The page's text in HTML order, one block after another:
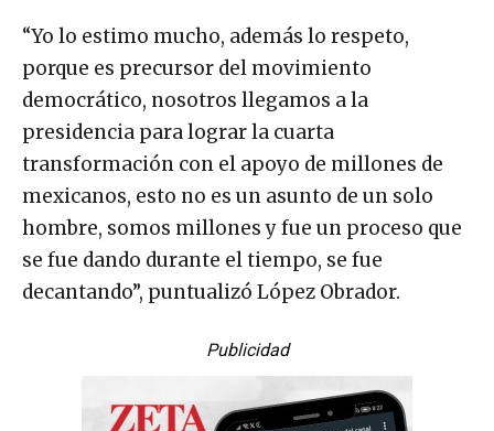
“Yo lo estimo mucho, además lo respeto,
porque es precursor del movimiento
democrático, nosotros llegamos a la
presidencia para lograr la cuarta
transformación con el apoyo de millones de
mexicanos, esto no es un asunto de un solo
hombre, somos millones y fue un proceso que
se fue dando durante el tiempo, se fue
decantando”, puntualizó López Obrador.
Publicidad